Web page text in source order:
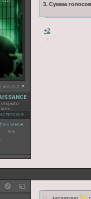
виски ♥
открыто
906
3. Сумма
+2